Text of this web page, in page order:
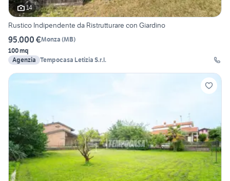
14
Rustico Indipendente da Ristrutturare con Giardino
95.000 €Monza (MB)
100 mq
Agenzia Tempocasa Letizia S.r.l.